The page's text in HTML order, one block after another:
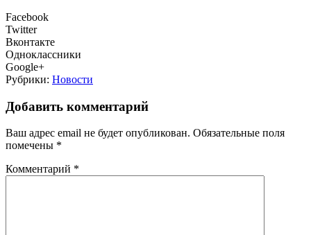
Facebook
Twitter
Вконтакте
Одноклассники
Google+
Рубрики: Новости
Добавить комментарий
Ваш адрес email не будет опубликован. Обязательные поля
помечены *
Комментарий *